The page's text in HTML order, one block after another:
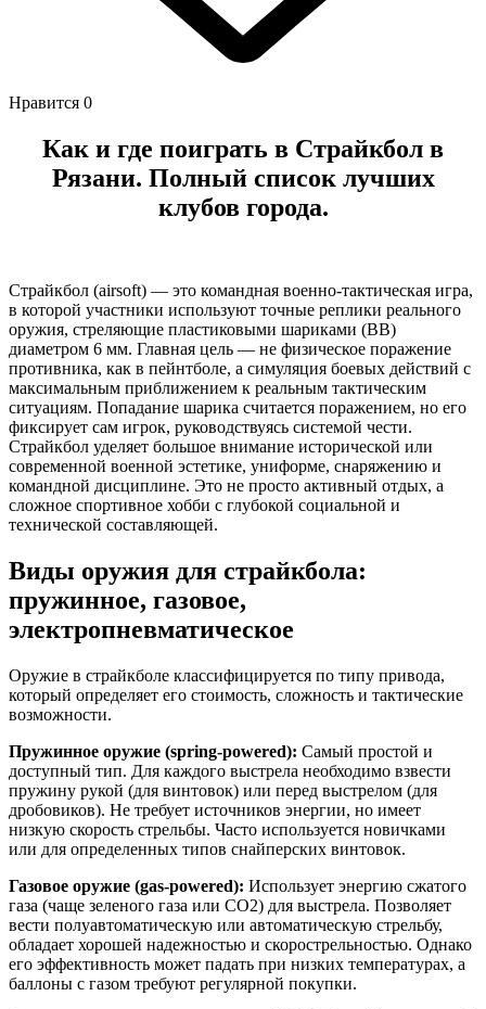
Нравится 0
Как и где поиграть в Страйкбол в
Рязани. Полный список лучших
клубов города.
Страйкбол (airsoft) — это командная военно-тактическая игра,
в которой участники используют точные реплики реального
оружия, стреляющие пластиковыми шариками (BB)
диаметром 6 мм. Главная цель — не физическое поражение
противника, как в пейнтболе, а симуляция боевых действий с
максимальным приближением к реальным тактическим
ситуациям. Попадание шарика считается поражением, но его
фиксирует сам игрок, руководствуясь системой чести.
Страйкбол уделяет большое внимание исторической или
современной военной эстетике, униформе, снаряжению и
командной дисциплине. Это не просто активный отдых, а
сложное спортивное хобби с глубокой социальной и
технической составляющей.
Виды оружия для страйкбола:
пружинное, газовое,
электропневматическое
Оружие в страйкболе классифицируется по типу привода,
который определяет его стоимость, сложность и тактические
возможности.
Пружинное оружие (spring-powered): Самый простой и
доступный тип. Для каждого выстрела необходимо взвести
пружину рукой (для винтовок) или перед выстрелом (для
дробовиков). Не требует источников энергии, но имеет
низкую скорость стрельбы. Часто используется новичками
или для определенных типов снайперских винтовок.
Газовое оружие (gas-powered): Использует энергию сжатого
газа (чаще зеленого газа или CO2) для выстрела. Позволяет
вести полуавтоматическую или автоматическую стрельбу,
обладает хорошей надежностью и скорострельностью. Однако
его эффективность может падать при низких температурах, а
баллоны с газом требуют регулярной покупки.